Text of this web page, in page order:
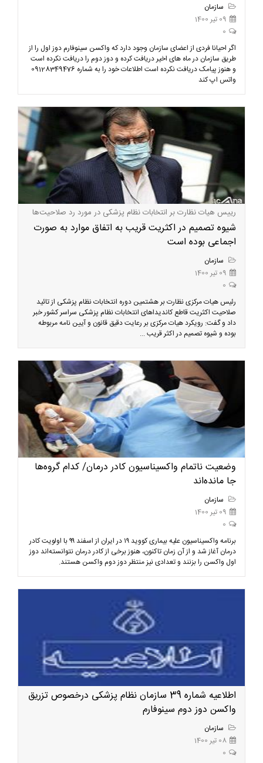
سازمان
09 تیر 1400
0
اگر احیانا فردی از اعضای سازمان وجود دارد که واکسن سینوفارم دوز اول را از
طریق سازمان در ماه های اخیر دریافت کرده و دوز دوم را دریافت نکرده است
و هنوز پیامک دریافت نکرده است اطلاعات خود را به شماره 09128349476
واتس اپ کند
رییس هیات نظارت بر انتخابات نظام پزشکی در مورد رد صلاحیت‌ها
شیوه تصمیم در اکثریت قریب به اتفاق موارد به صورت
اجماعی بوده است
سازمان
09 تیر 1400
0
رئیس هیات مرکزی نظارت بر هشتمین دوره انتخابات نظام پزشکی از تائید
صلاحیت اکثریت قاطع کاندیداهای انتخابات نظام پزشکی سراسر کشور خبر
داد و گفت: رویکرد هیات مرکزی بر رعایت دقیق قانون و آیین نامه مربوطه
بوده و شیوه تصمیم در اکثر قریب ...
وضعیت ناتمام واکسیناسیون کادر درمان/ کدام گروه‌ها
جا مانده‌اند
سازمان
09 تیر 1400
0
برنامه واکسیناسیون علیه بیماری کووید ۱۹ در ایران از اسفند ۹۹ با اولویت کادر
درمان آغاز شد و از آن زمان تاکنون، هنوز برخی از کادر درمان نتوانسته‌اند دوز
اول واکسن را بزنند و تعدادی نیز منتظر دوز دوم واکسن هستند.
اطلاعیه شماره 39 سازمان نظام پزشکی درخصوص تزریق
واکسن دوز دوم سینوفارم
سازمان
08 تیر 1400
0